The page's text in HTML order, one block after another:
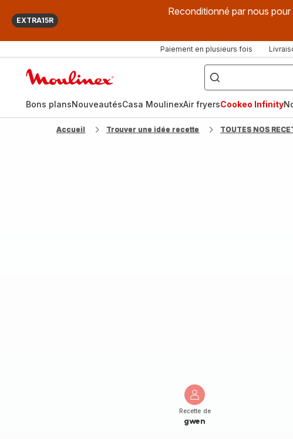
EXTRA15R
Reconditionné par nous
Paiement en plusieurs fois
["Que
recherchez-
vous
?",
fryer",
"Companion"]
Bons plansNouveautésCasa MoulinexAir fryersCookeo Infinity
Accueil Trouver une idée recette TOUTES NOS
Recette de
gwen